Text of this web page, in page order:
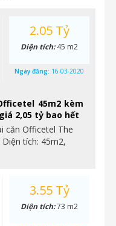
45m2 kèm
2,05 tỷ bao hết
căn Officetel The
tích: 45m2,
2.05 Tỷ
Diện tích:45 m2
Ngày đăng: 16-03-2020
3.55 Tỷ
Diện tích:73 m2